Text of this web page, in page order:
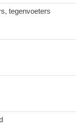
tegenvoeters